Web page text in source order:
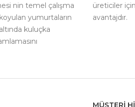
nin temel çalışma
yumurtaların
kuluçka
üreticiler
avantajdır.
MÜŞTERI